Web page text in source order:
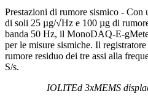
Prestazioni di rumore sismico - Con
di soli 25 µg/√Hz e 100 µg di
banda 50 Hz, il MonoDAQ-E-
per le misure sismiche. Il
rumore residuo dei tre assi alla
S/s.
IOLITEd 3xMEMS